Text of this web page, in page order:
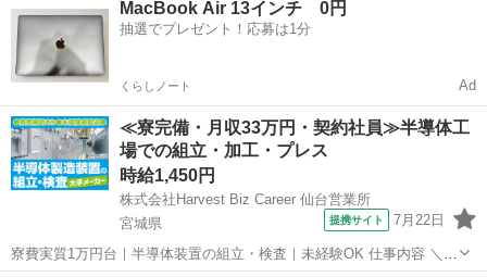
キャンピングトレーラー
MacBook Air 13インチ 0円
抽選でプレゼント！応募は1分
くらしノート Ad
≪寮完備・月収33万円・契約社員≫半導体工
場での組立・加工・プレス
時給1,450円
株式会社Harvest Biz Career 仙台営業所
宮城県
提携サイト 7月22日
寮費実質1万円台｜半導体装置の組立・検査｜未経験OK 仕事内容 ＼半